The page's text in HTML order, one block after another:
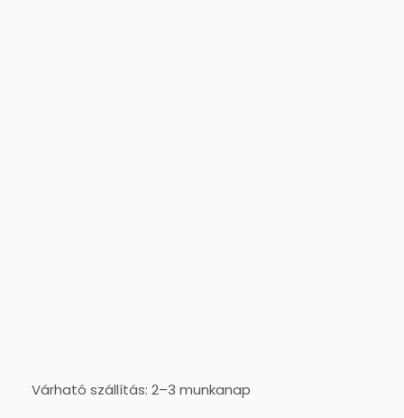
Várható szállítás: 2–3 munkanap